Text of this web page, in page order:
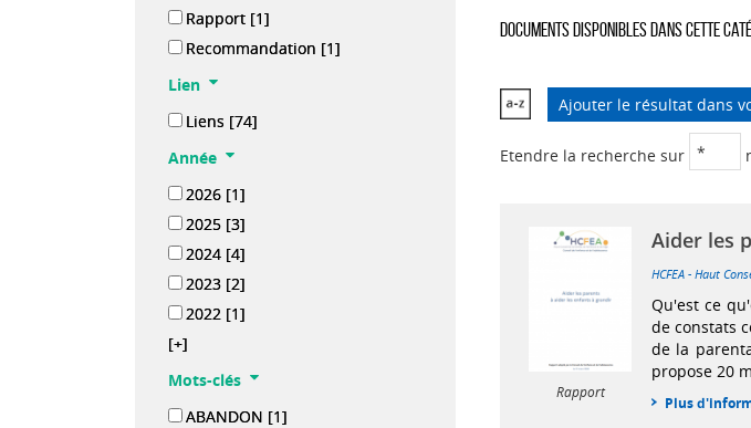
Rapport [1]
Recommandation [1]
Lien
Liens [74]
Année
2026 [1]
2025 [3]
2024 [4]
2023 [2]
2022 [1]
[+]
Mots-clés
ABANDON [1]
Documents disponibles dans cette
Ajouter le résultat dans
Etendre la recherche sur
Rapport
Aider les
HCFEA - Haut
Qu'est ce
de constats
de la
propose 20
Plus